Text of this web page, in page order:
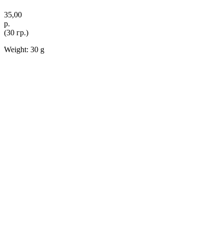
35,00
р.
(30 гр.)
Weight: 30 g